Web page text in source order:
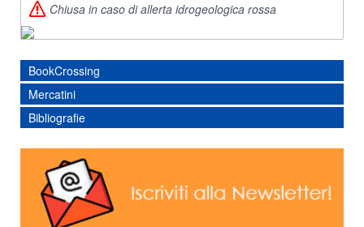
Chiusa in caso di allerta idrogeologica rossa
BookCrossing
Mercatini
Bibliografie